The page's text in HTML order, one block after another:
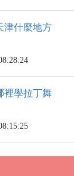
津什麼地方
裡學拉丁舞